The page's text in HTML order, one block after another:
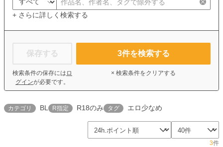
+ さらに詳しく検索する
保存する
検索条件の保存には ロ
グインが必要です。
3件を検索する
× 検索条件をクリアする
カテゴリ BL R指定 R18のみ タグ エロ少なめ
3件